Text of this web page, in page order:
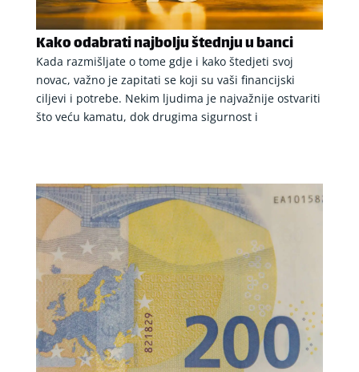
Kako odabrati najbolju štednju u banci
Kada razmišljate o tome gdje i kako štedjeti svoj
novac, važno je zapitati se koji su vaši financijski
ciljevi i potrebe. Nekim ljudima je najvažnije ostvariti
što veću kamatu, dok drugima sigurnost i